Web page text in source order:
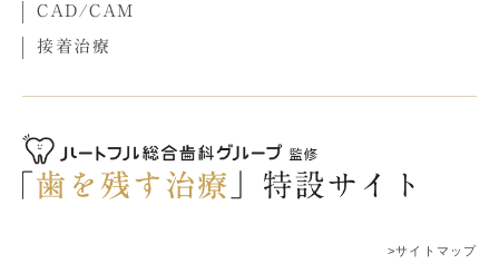
CAD/CAM
接着治療
>サイトマップ